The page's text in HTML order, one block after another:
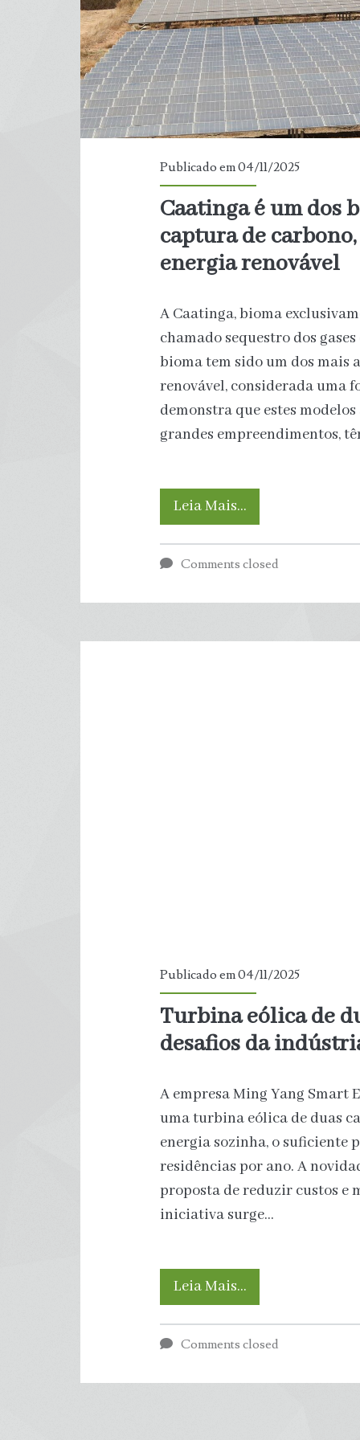
mar
Publicado em 04/11/2025
Caatinga é um dos
captura de
energia renovável
A Caatinga, bioma
chamado sequestro dos
bioma tem sido um dos mais
renovável, considerada uma
demonstra que estes
grandes empreendimentos,
Leia Mais…Caatinga
é
com
avanço
da
energia
renovável
Comments closed
Publicado em 04/11/2025
Turbina eólica de
desafios da
A empresa Ming Yang Smart
uma turbina eólica de duas
energia sozinha, o suficiente
residências por ano. A
proposta de reduzir custos e
iniciativa surge…
Leia Mais…Turbina
eólica
Comments closed